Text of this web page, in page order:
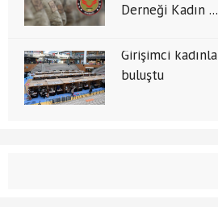
Derneği Kadın ...
Girişimci
buluştu